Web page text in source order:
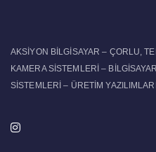
AKSİYON BİLGİSAYAR – ÇORLU,
KAMERA SİSTEMLERİ –
SİSTEMLERİ – ÜRETİM